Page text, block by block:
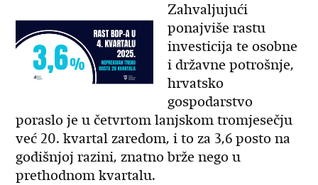
Zahvaljujući
ponajviše rastu
investicija te osobne
i državne potrošnje,
hrvatsko
gospodarstvo
poraslo je u četvrtom lanjskom tromjesečju
već 20. kvartal zaredom, i to za 3,6 posto na
godišnjoj razini, znatno brže nego u
prethodnom kvartalu.